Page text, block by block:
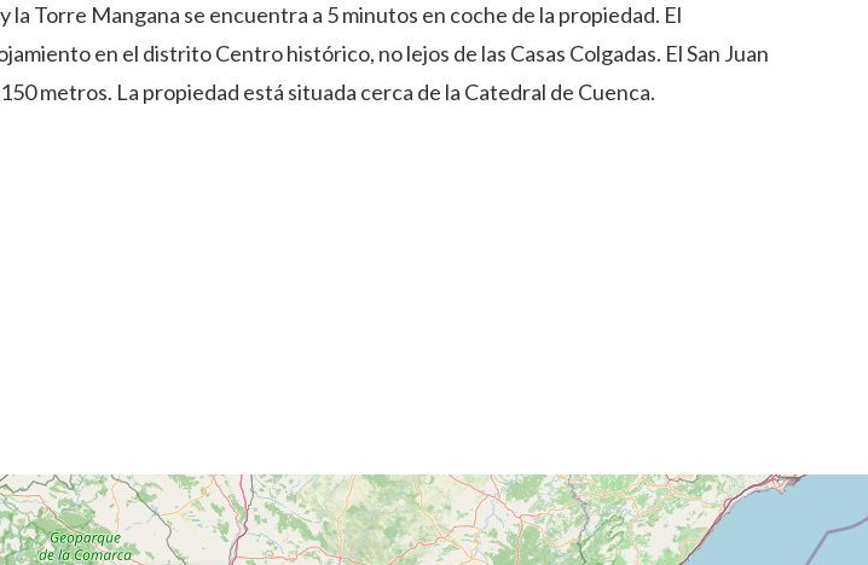
la Torre Mangana se encuentra a 5 minutos en coche de la propiedad. El
en el distrito Centro histórico, no lejos de las Casas Colgadas. El San Juan
metros. La propiedad está situada cerca de la Catedral de Cuenca.